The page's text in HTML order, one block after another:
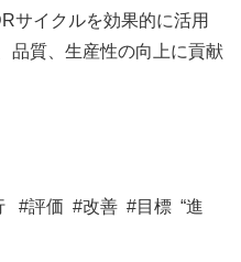
サイクルを効果的に活用
品質、生産性の向上に貢献
#評価 #改善 #目標 “進